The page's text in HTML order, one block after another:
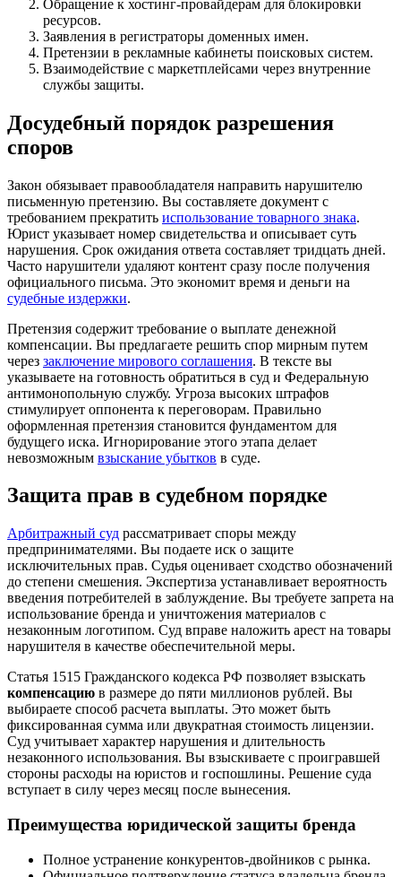
Обращение к хостинг-провайдерам для блокировки
ресурсов.
Заявления в регистраторы доменных имен.
Претензии в рекламные кабинеты поисковых систем.
Взаимодействие с маркетплейсами через внутренние
службы защиты.
Досудебный порядок разрешения
споров
Закон обязывает правообладателя направить нарушителю
письменную претензию. Вы составляете документ с
требованием прекратить использование товарного знака.
Юрист указывает номер свидетельства и описывает суть
нарушения. Срок ожидания ответа составляет тридцать дней.
Часто нарушители удаляют контент сразу после получения
официального письма. Это экономит время и деньги на
судебные издержки.
Претензия содержит требование о выплате денежной
компенсации. Вы предлагаете решить спор мирным путем
через заключение мирового соглашения. В тексте вы
указываете на готовность обратиться в суд и Федеральную
антимонопольную службу. Угроза высоких штрафов
стимулирует оппонента к переговорам. Правильно
оформленная претензия становится фундаментом для
будущего иска. Игнорирование этого этапа делает
невозможным взыскание убытков в суде.
Защита прав в судебном порядке
Арбитражный суд рассматривает споры между
предпринимателями. Вы подаете иск о защите
исключительных прав. Судья оценивает сходство обозначений
до степени смешения. Экспертиза устанавливает вероятность
введения потребителей в заблуждение. Вы требуете запрета на
использование бренда и уничтожения материалов с
незаконным логотипом. Суд вправе наложить арест на товары
нарушителя в качестве обеспечительной меры.
Статья 1515 Гражданского кодекса РФ позволяет взыскать
компенсацию в размере до пяти миллионов рублей. Вы
выбираете способ расчета выплаты. Это может быть
фиксированная сумма или двукратная стоимость лицензии.
Суд учитывает характер нарушения и длительность
незаконного использования. Вы взыскиваете с проигравшей
стороны расходы на юристов и госпошлины. Решение суда
вступает в силу через месяц после вынесения.
Преимущества юридической защиты бренда
Полное устранение конкурентов-двойников с рынка.